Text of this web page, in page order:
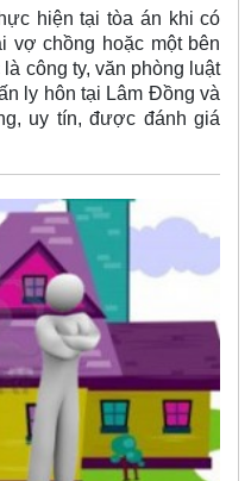
hiện tại tòa án khi có
vợ chồng hoặc một bên
công ty, văn phòng luật
ly hôn tại Lâm Đồng và
uy tín, được đánh giá